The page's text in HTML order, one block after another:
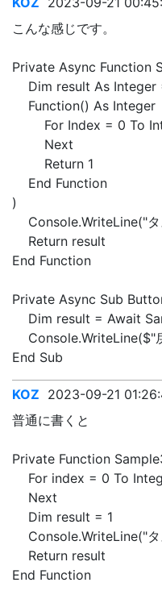
こんな感じです。
Private Async Function
Dim result As Integer
Function() As Integer
For Index = 0 To
Next
Return 1
End Function
)
Console.WriteLine("タ
Return result
End Function
Private Async Sub
Dim result = Await
Console.WriteLine($"
End Sub
KOZ 2023-09-21
普通に書くと
Private Function
For index = 0 To
Next
Dim result = 1
Console.WriteLine("タ
Return result
End Function